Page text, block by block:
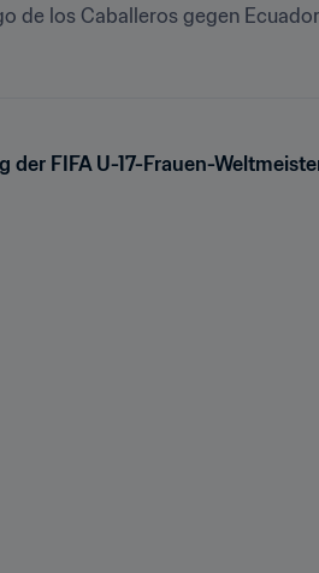
de los Caballeros gegen
der FIFA U-17-Frauen-